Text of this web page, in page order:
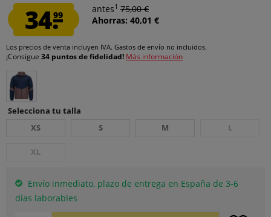
34.99
antes1 75,00 €
Ahorras: 40,01 €
Los precios de venta incluyen IVA. Gastos de envío no incluidos.
¡Consigue 34 puntos de fidelidad! Más información
Selecciona tu talla
XS
S M L
XL
Envío inmediato, plazo de entrega en España de 3-6
días laborables